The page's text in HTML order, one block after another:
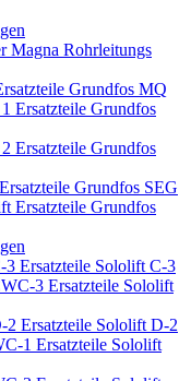
Rohrleitungs
Grundfos MQ
Ersatzteile Grundfos
Ersatzteile Grundfos
Ersatzteile Grundfos SEG
Ersatzteile Grundfos
Ersatzteile Sololift C-3
Ersatzteile Sololift
Ersatzteile Sololift D-2
Ersatzteile Sololift